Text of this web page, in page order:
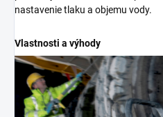
nastavenie tlaku a objemu vody.
Vlastnosti a výhody